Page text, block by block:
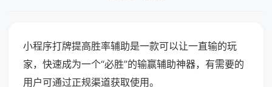
小程序打牌提高胜率辅助是一款可以让一直输的玩
家，快速成为一个“必胜”的输赢辅助神器，有需要的
用户可通过正规渠道获取使用。